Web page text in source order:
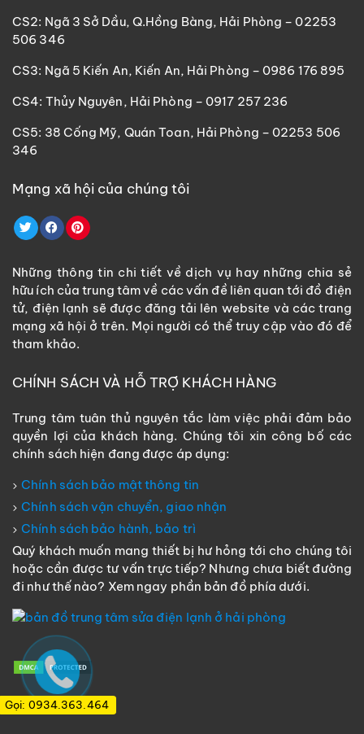
CS2: Ngã 3 Sở Dầu, Q.Hồng Bàng, Hải Phòng – 02253
506 346
CS3: Ngã 5 Kiến An, Kiến An, Hải Phòng – 0986 176 895
CS4: Thủy Nguyên, Hải Phòng – 0917 257 236
CS5: 38 Cống Mỹ, Quán Toan, Hải Phòng – 02253 506
346
Mạng xã hội của chúng tôi
Những thông tin chi tiết về dịch vụ hay những chia sẻ
hữu ích của trung tâm về các vấn đề liên quan tới đồ điện
tử, điện lạnh sẽ được đăng tải lên website và các trang
mạng xã hội ở trên. Mọi người có thể truy cập vào đó để
tham khảo.
CHÍNH SÁCH VÀ HỖ TRỢ KHÁCH HÀNG
Trung tâm tuân thủ nguyên tắc làm việc phải đảm bảo
quyền lợi của khách hàng. Chúng tôi xin công bố các
chính sách hiện đang được áp dụng:
Chính sách bảo mật thông tin
Chính sách vận chuyển, giao nhận
Chính sách bảo hành, bảo trì
Quý khách muốn mang thiết bị hư hỏng tới cho chúng tôi
hoặc cần được tư vấn trực tiếp? Nhưng chưa biết đường
đi như thế nào? Xem ngay phần bản đồ phía dưới.
Gọi: 0934.363.464